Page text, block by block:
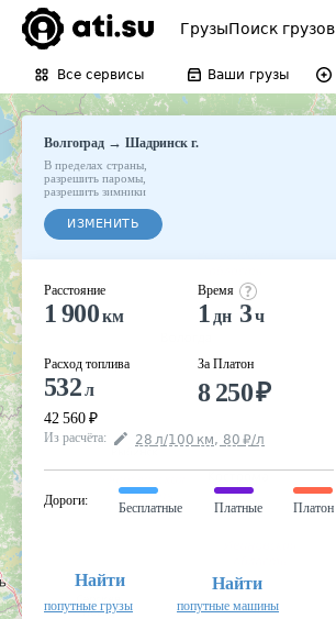
ГрузыПоиск грузов
Все сервисы Ваши грузы
Волгоград → Шадринск г.
В пределах страны
разрешить паромы
разрешить зимники
ИЗМЕНИТЬ
Расстояние
1 900км
Расход топлива
532л
42 560 ₽
Время
1 дн 3ч
За Платон
8 250₽
Из расчёта: 28 л/100 км, 80 ₽/л
Дороги:
Бесплатные Платные Платон
Найти
попутные грузы
Найти
попутные машины